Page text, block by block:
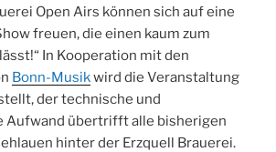
Open Airs können sich auf eine
freuen, die einen kaum zum
In Kooperation mit den
Bonn-Musikwird die Veranstaltung
der technische und
Aufwand übertrifft alle bisherigen
hinter der Erzquell Brauerei.